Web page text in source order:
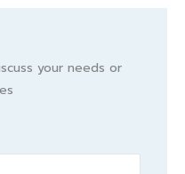
your needs or